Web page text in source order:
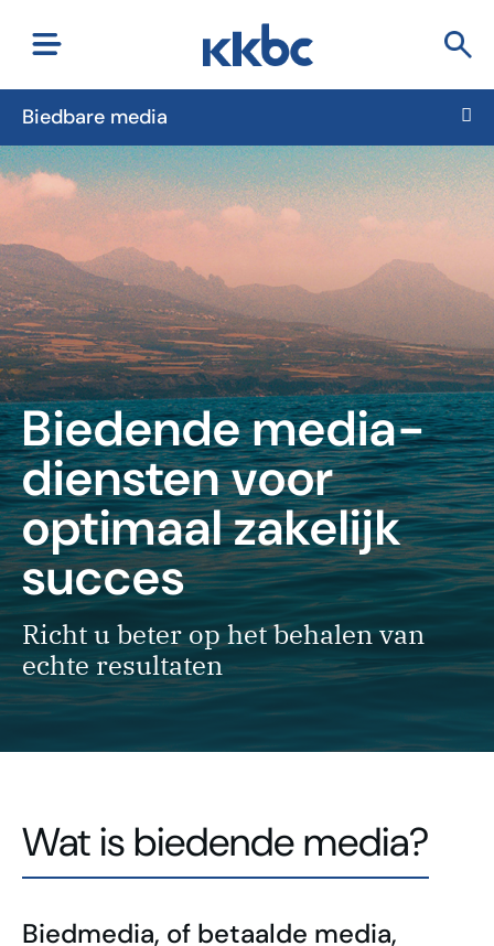
Biedbare media
Biedende media-
diensten voor
optimaal zakelijk
succes
Richt u beter op het behalen van
echte resultaten
Wat is biedende media?
Biedmedia, of betaalde media,